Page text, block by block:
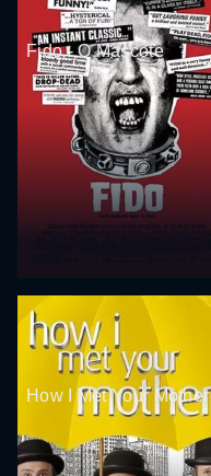
Fido - O Mascote
How I Met Your Mother